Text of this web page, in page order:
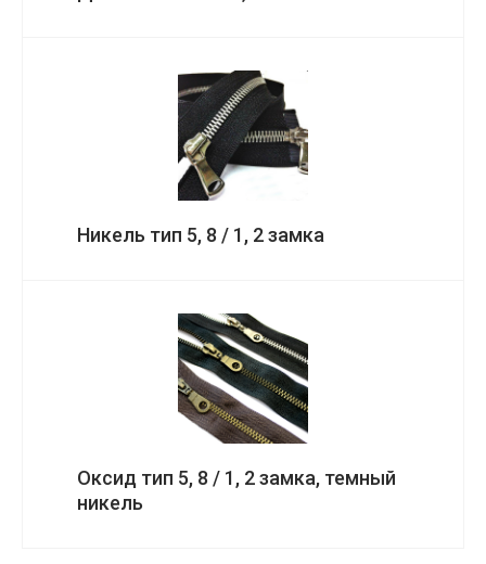
Никель тип 5, 8 / 1, 2 замка
Оксид тип 5, 8 / 1, 2 замка, темный
никель